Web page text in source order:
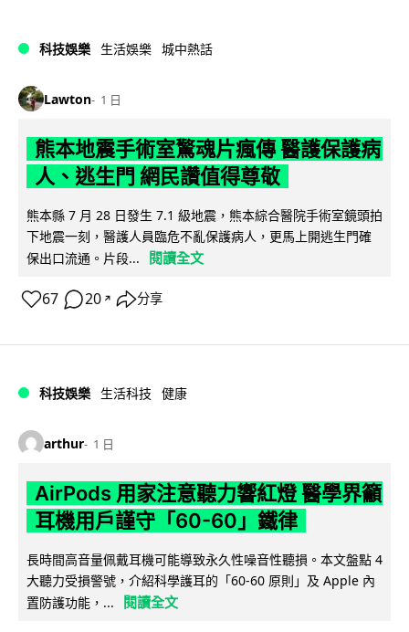
科技娛樂 生活娛樂 城中熱話
Lawton 1 日
熊本地震手術室驚魂片瘋傳 醫護保護病
人、逃生門 網民讚值得尊敬
熊本縣 7 月 28 日發生 7.1 級地震，熊本綜合醫院手術室鏡頭拍
下地震一刻，醫護人員臨危不亂保護病人，更馬上開逃生門確
保出口流通。片段...
閱讀全文
67 20 ↗ 分享
科技娛樂 生活科技 健康
arthur 1 日
AirPods 用家注意聽力響紅燈 醫學界籲
耳機用戶謹守「60-60」鐵律
長時間高音量佩戴耳機可能導致永久性噪音性聽損。本文盤點 4
大聽力受損警號，介紹科學護耳的「60-60 原則」及 Apple 內
置防護功能，...
閱讀全文